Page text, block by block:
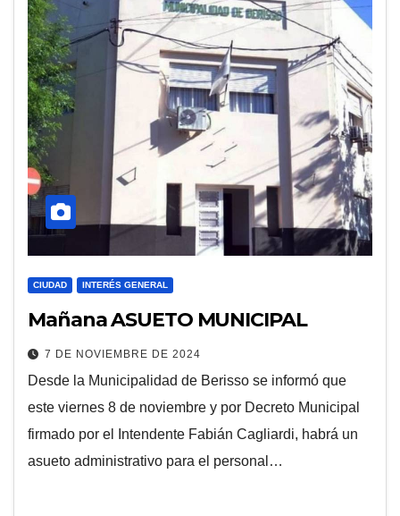
CIUDAD INTERÉS GENERAL
Mañana ASUETO MUNICIPAL
7 DE NOVIEMBRE DE 2024
Desde la Municipalidad de Berisso se informó que
este viernes 8 de noviembre y por Decreto Municipal
firmado por el Intendente Fabián Cagliardi, habrá un
asueto administrativo para el personal…